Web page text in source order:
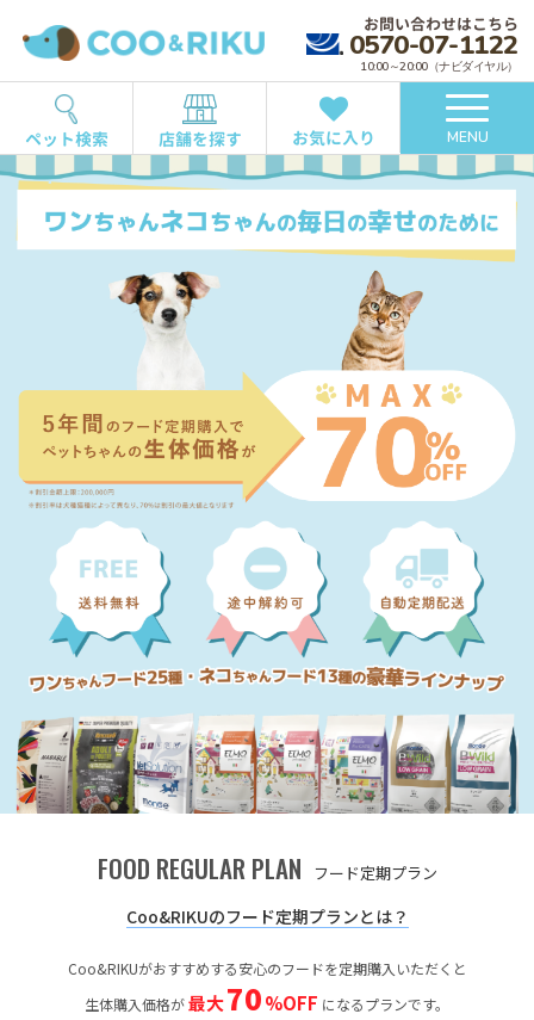
お問い合わせはこちら
0570-07-1122
10:00～20:00（ナビダイヤル）
ペット検索 店舗を探す お気に入り MENU
FOOD REGULAR PLAN フード定期プラン
Coo&RIKUのフード定期プランとは？
Coo&RIKUがおすすめする安心のフードを定期購入いただくと
生体購入価格が最大70%OFF になるプランです。